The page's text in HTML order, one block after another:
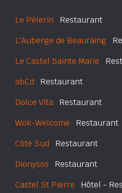
Le Pèlerin Restaurant
L'Auberge de Beauraing
Le Castel Sainte Marie
abCd Restaurant
Dolce Vita Restaurant
Wok-Welcome Restaurant
Côté Sud Restaurant
Dionysos Restaurant
Castel St Pierre Hôtel -